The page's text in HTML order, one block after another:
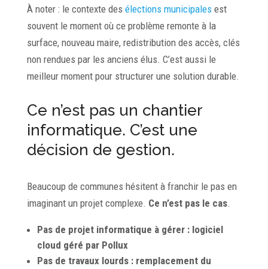
À noter : le contexte des élections municipales est
souvent le moment où ce problème remonte à la
surface, nouveau maire, redistribution des accès, clés
non rendues par les anciens élus. C’est aussi le
meilleur moment pour structurer une solution durable.
Ce n’est pas un chantier
informatique. C’est une
décision de gestion.
Beaucoup de communes hésitent à franchir le pas en
imaginant un projet complexe. Ce n’est pas le cas.
Pas de projet informatique à gérer : logiciel
cloud géré par Pollux
Pas de travaux lourds : remplacement du